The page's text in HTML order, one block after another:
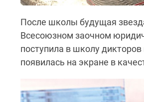
После школы будущая
Всесоюзном заочном
поступила в школу дикторов
появилась на экране в